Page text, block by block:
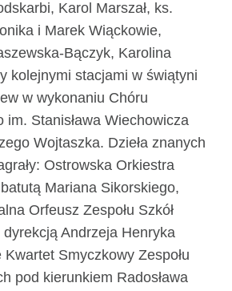
Karol Marszał, ks.
i Marek Wiąckowie,
Bączyk, Karolina
kolejnymi stacjami w świątyni
w wykonaniu Chóru
im. Stanisława Wiechowicza
Wojtaszka. Dzieła znanych
Ostrowska Orkiestra
Mariana Sikorskiego,
Orfeusz Zespołu Szkół
Andrzeja Henryka
Smyczkowy Zespołu
pod kierunkiem Radosława